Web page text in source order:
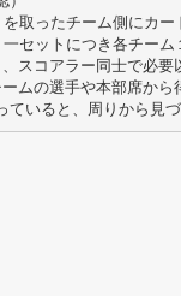
取ったチーム側にカ
セットにつき各チーム
スコアラー同士で必要
ムの選手や本部席から